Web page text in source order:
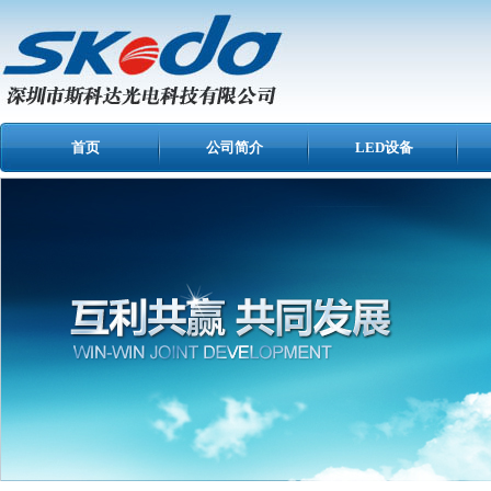
首页 公司简介 LED设备